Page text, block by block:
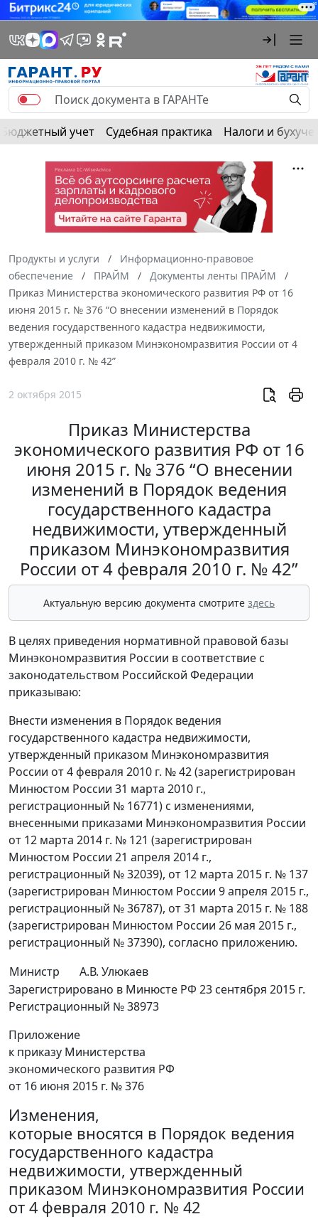
Бюджетный учет Судебная практика Налоги и
Продукты и услуги
Информационно-правовое
обеспечение
ПРАЙМ
Документы ленты ПРАЙМ
Приказ Министерства экономического развития РФ от 16
июня 2015 г. № 376 “О внесении изменений в Порядок
ведения государственного кадастра недвижимости,
утвержденный приказом Минэкономразвития России от 4
февраля 2010 г. № 42”
2 октября 2015
Приказ Министерства
экономического развития РФ от 16
июня 2015 г. № 376 “О внесении
изменений в Порядок ведения
государственного кадастра
недвижимости, утвержденный
приказом Минэкономразвития
России от 4 февраля 2010 г. № 42”
Актуальную версию документа смотрите здесь
В целях приведения нормативной правовой базы
Минэкономразвития России в соответствие с
законодательством Российской Федерации
приказываю:
Внести изменения в Порядок ведения
государственного кадастра недвижимости,
утвержденный приказом Минэкономразвития
России от 4 февраля 2010 г. № 42 (зарегистрирован
Минюстом России 31 марта 2010 г.,
регистрационный № 16771) с изменениями,
внесенными приказами Минэкономразвития России
от 12 марта 2014 г. № 121 (зарегистрирован
Минюстом России 21 апреля 2014 г.,
регистрационный № 32039), от 12 марта 2015 г. № 137
(зарегистрирован Минюстом России 9 апреля 2015 г.,
регистрационный № 36787), от 31 марта 2015 г. № 188
(зарегистрирован Минюстом России 26 мая 2015 г.,
регистрационный № 37390), согласно приложению.
Министр
А.В. Улюкаев
Зарегистрировано в Минюсте РФ 23 сентября 2015 г.
Регистрационный № 38973
Приложение
к приказу Министерства
экономического развития РФ
от 16 июня 2015 г. № 376
Изменения,
которые вносятся в Порядок ведения
государственного кадастра
недвижимости, утвержденный
приказом Минэкономразвития России
от 4 февраля 2010 г. № 42